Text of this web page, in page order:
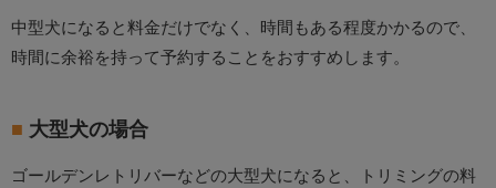
中型犬になると料金だけでなく、時間もある程度かかるので、
時間に余裕を持って予約することをおすすめします。
大型犬の場合
ゴールデンレトリバーなどの大型犬になると、トリミングの料